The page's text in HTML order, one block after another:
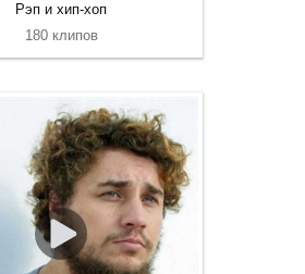
Рэп и хип-хоп
180 клипов